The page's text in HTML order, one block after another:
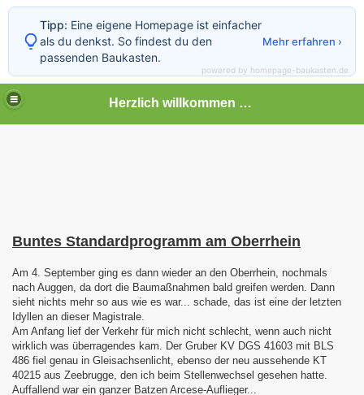
Herzlich willkommen auf meiner Bahnseite
Buntes Standardprogramm am Oberrhein
Am 4. September ging es dann wieder an den Oberrhein, nochmals
nach Auggen, da dort die Baumaßnahmen bald greifen werden. Dann
sieht nichts mehr so aus wie es war... schade, das ist eine der letzten
Idyllen an dieser Magistrale.
Am Anfang lief der Verkehr für mich nicht schlecht, wenn auch nicht
wirklich was überragendes kam. Der Gruber KV DGS 41603 mit BLS
486 fiel genau in Gleisachsenlicht, ebenso der neu aussehende KT
40215 aus Zeebrugge, den ich beim Stellenwechsel gesehen hatte.
Auffallend war ein ganzer Batzen Arcese-Auflieger...
Tipp: Eine eigene Homepage ist einfacher
als du denkst. So findest du den
passenden Baukasten.
Mehr erfahren ›
powered by homepage-baukasten.de